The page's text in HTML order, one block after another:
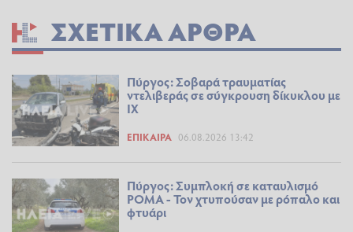
ΣΧΕΤΙΚΆ ΆΡΘΡΑ
Πύργος: Σοβαρά τραυματίας
ντελιβεράς σε σύγκρουση δίκυκλου με
ΙΧ
ΕΠΊΚΑΙΡΑ 06.08.2026 13:42
Πύργος: Συμπλοκή σε καταυλισμό
ΡΟΜΑ - Τον χτυπούσαν με ρόπαλο και
φτυάρι